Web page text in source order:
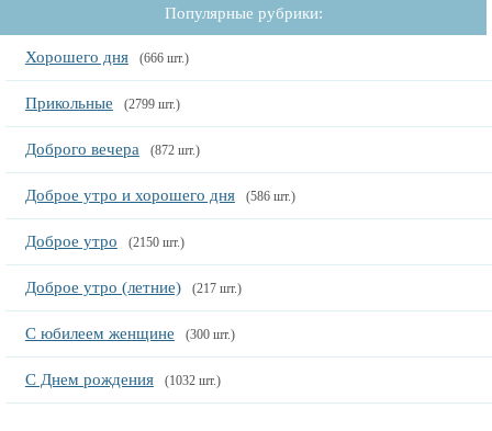
Популярные рубрики:
Хорошего дня (666 шт.)
Прикольные (2799 шт.)
Доброго вечера (872 шт.)
Доброе утро и хорошего дня (586 шт.)
Доброе утро (2150 шт.)
Доброе утро (летние) (217 шт.)
С юбилеем женщине (300 шт.)
С Днем рождения (1032 шт.)